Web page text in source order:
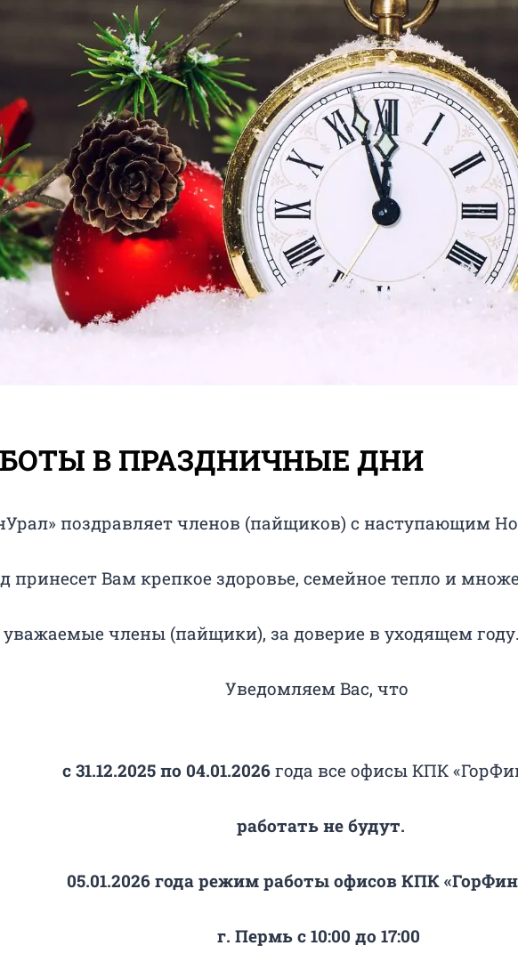
В ПРАЗДНИЧНЫЕ ДНИ
поздравляет членов (пайщиков) с наступающим
принесет Вам крепкое здоровье, семейное тепло и
уважаемые члены (пайщики), за доверие в уходящем
Уведомляем Вас, что
с 31.12.2025 по 04.01.2026года все офисы КПК
работать не будут.
05.01.2026 года режим работы офисовКПК
г. Пермь с 10:00 до 17:00